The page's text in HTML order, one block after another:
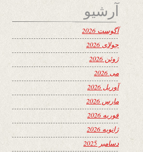
آرشیو
آگوست 2026
جولای 2026
ژوئن 2026
می 2026
آوریل 2026
مارس 2026
فوریه 2026
ژانویه 2026
دسامبر 2025